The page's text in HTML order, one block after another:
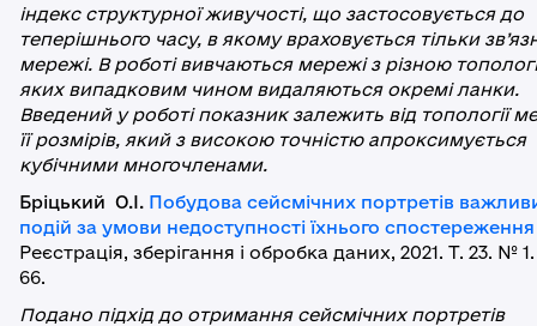
індекс структурної живучості, що застосовується до
теперішнього часу, в якому враховується тільки
мережі. В роботі вивчаються мережі з різною
яких випадковим чином видаляються окремі ланки.
Введений у роботі показник залежить від топології
її розмірів, який з високою точністю апроксимується
кубічними многочленами.
Бріцький О.І. Побудова сейсмічних портретів
подій за умови недоступності їхнього спостереження
Реєстрація, зберігання і обробка даних, 2021. Т. 23. №
66.
Подано підхід до отримання сейсмічних портретів